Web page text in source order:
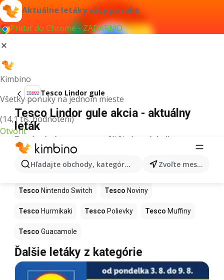
Aktuálne letáky vždy po ruke
Pridať do Chrome - ZADARMO
Kimbino
Všetky ponuky na jednom mieste
(14,1 tis. hodnotení)
Otvoriť
Hľadajte obchody, kategórie, produkty... Zvoľte mesto
Tesco Lindor gule
Tesco Lindor gule akcia - aktuálny
leták
Pre daný výraz sme nenašli žiadne výsledky.
Ďalšie produkty v obchodoch Tesco
Tesco Kapor Tesco Ashwagandha
Tesco Nintendo Switch Tesco Noviny
Tesco Hurmikaki Tesco Polievky Tesco Muffiny
Tesco Guacamole
Ďalšie letáky z kategórie